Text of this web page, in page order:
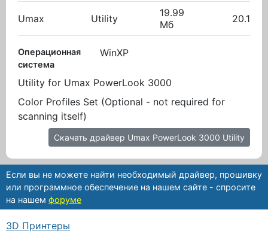
Umax Utility
19.99
Мб
Операционная
система
WinXP
Utility for Umax PowerLook 3000
Color Profiles Set (Optional - not required for
scanning itself)
Скачать драйвер Umax PowerLook 3000 Utility
Если вы не можете найти необходимый драйвер, прошивку
или программное обеспечение на нашем сайте - спросите
на нашем форуме
3D Принтеры